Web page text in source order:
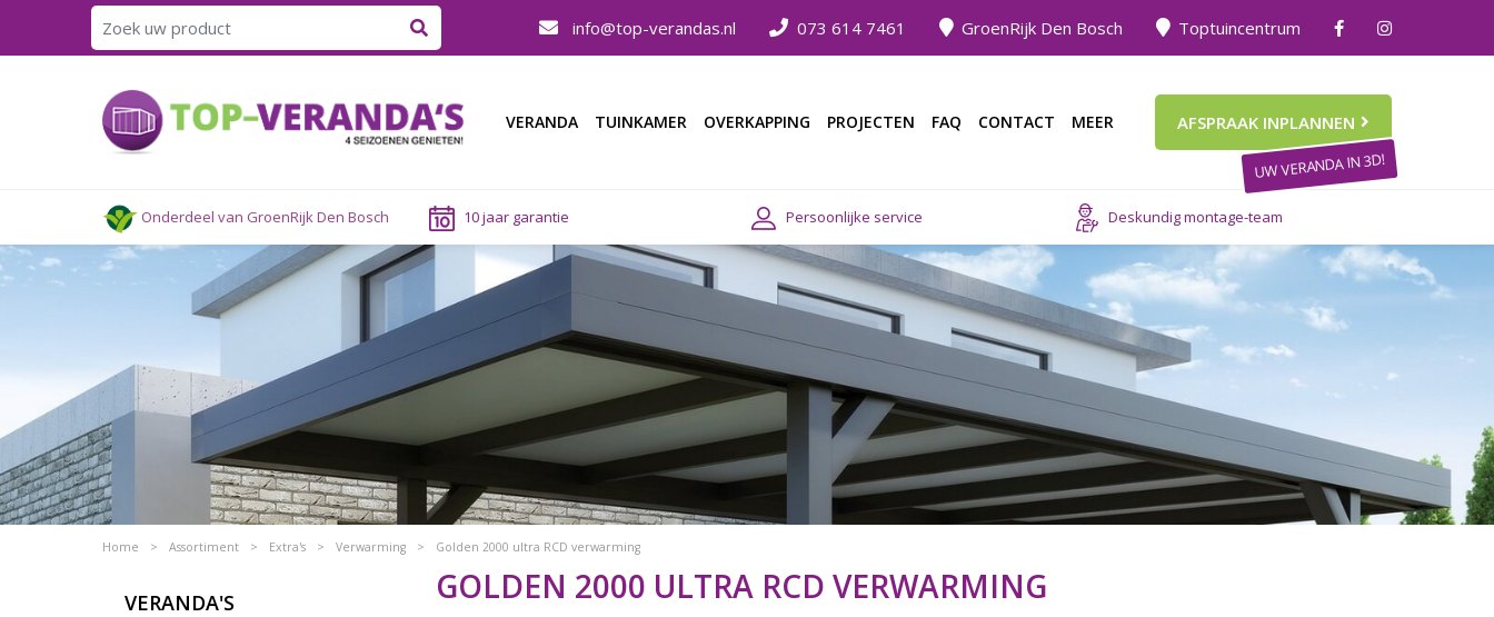
content
Home > Assortiment > Extra's > Verwarming > Golden 2000 ultra RCD verwarming
info@top-verandas.nl 073 614 7461 GroenRijk Den Bosch Toptuincentrum
VERANDA TUINKAMER OVERKAPPING PROJECTEN FAQ CONTACT MEER AFSPRAAK INPLANNEN
UW VERANDA IN 3D!
Onderdeel van GroenRijk Den Bosch 10 jaar garantie Persoonlijke service Deskundig montage-team
GOLDEN 2000 ULTRA RCD VERWARMING
VERANDA'S